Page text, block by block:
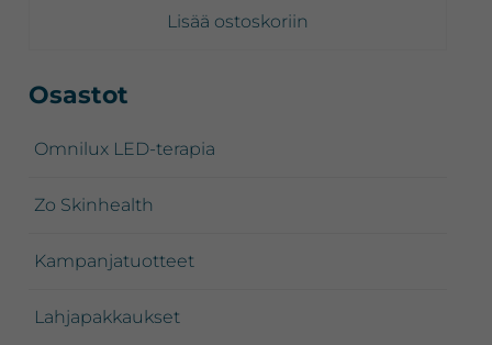
Lisää ostoskoriin
Ensisijainen
Osastot
Omnilux LED-terapia
Zo Skinhealth
Kampanjatuotteet
Lahjapakkaukset